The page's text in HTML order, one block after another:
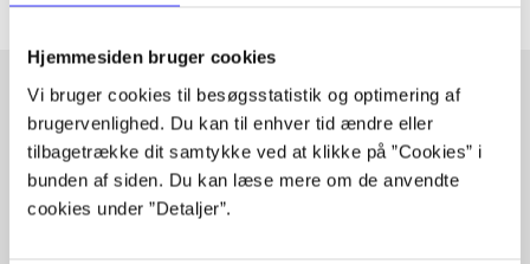
Hjemmesiden bruger cookies
Vi bruger cookies til besøgsstatistik og optimering af
brugervenlighed. Du kan til enhver tid ændre eller
tilbagetrække dit samtykke ved at klikke på ”Cookies” i
bunden af siden. Du kan læse mere om de anvendte
cookies under ”Detaljer”.
Artikler med samme emner
Fra